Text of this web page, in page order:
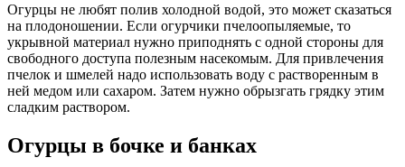
Огурцы не любят полив холодной водой, это может сказаться
на плодоношении. Если огурчики пчелоопыляемые, то
укрывной материал нужно приподнять с одной стороны для
свободного доступа полезным насекомым. Для привлечения
пчелок и шмелей надо использовать воду с растворенным в
ней медом или сахаром. Затем нужно обрызгать грядку этим
сладким раствором.
Огурцы в бочке и банках